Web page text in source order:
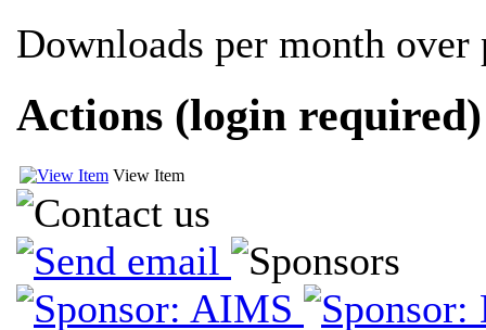
Downloads per month over
Actions (login required)
View Item